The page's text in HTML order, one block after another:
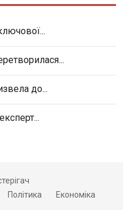
до...
Політика Економіка